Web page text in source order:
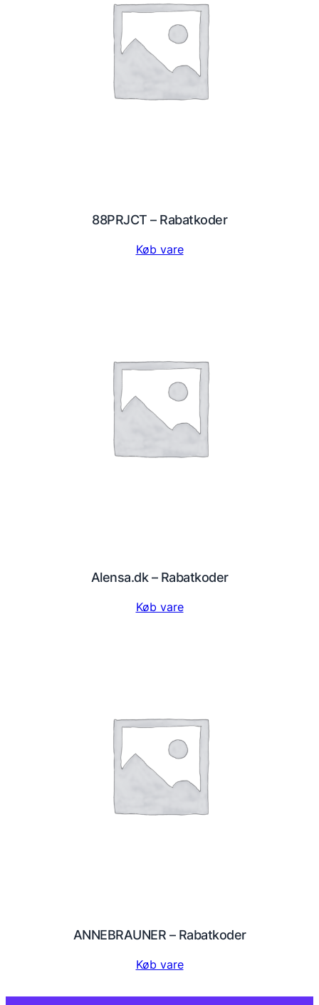
88PRJCT – Rabatkoder
Køb vare
Alensa.dk – Rabatkoder
Køb vare
ANNEBRAUNER – Rabatkoder
Køb vare